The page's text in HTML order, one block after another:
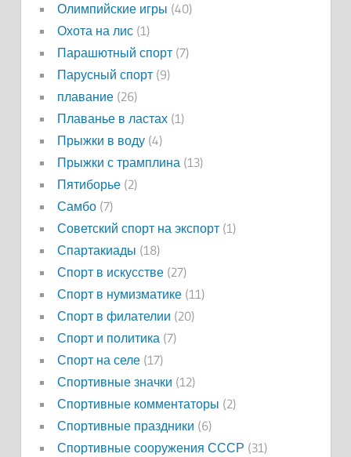
Олимпийские игры (40)
Охота на лис(1)
Парашютный спорт(7)
Парусный спорт(9)
плавание(26)
Плаванье в ластах(1)
Прыжки в воду(4)
Прыжки с трамплина(13)
Пятиборье(2)
Самбо(7)
Советский спорт на экспорт(1)
Спартакиады (18)
Спорт в искусстве(27)
Спорт в нумизматике(11)
Спорт в филателии (20)
Спорт и политика(7)
Спорт на селе(17)
Спортивные значки (12)
Спортивные комментаторы (2)
Спортивные праздники (6)
Спортивные сооружения СССР (31)